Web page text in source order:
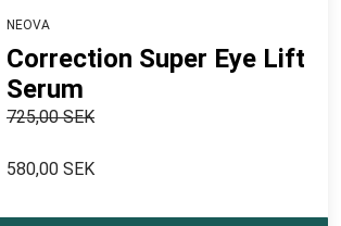
NEOVA
Correction Super Eye Lift
Serum
725,00 SEK
580,00 SEK